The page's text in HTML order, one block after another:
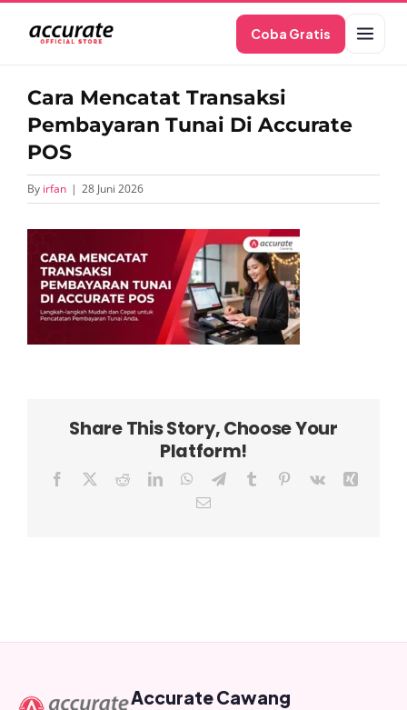
content
Coba Gratis
Cara Mencatat Transaksi
Pembayaran Tunai Di Accurate
POS
By irfan | 28 Juni 2026
Share This Story, Choose Your
Platform!
Facebook RedditLinkedInWhatsApp
TelegramTumblr Pinterest
Vk
Email
Accurate Cawang